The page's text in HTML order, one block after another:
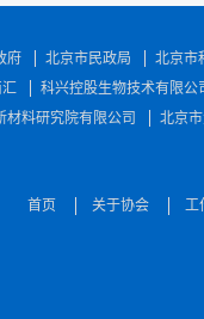
府 北京市民政局
北京市
科兴控股生物技术有限公
材料研究院有限公司
北京
首页 关于协会 工